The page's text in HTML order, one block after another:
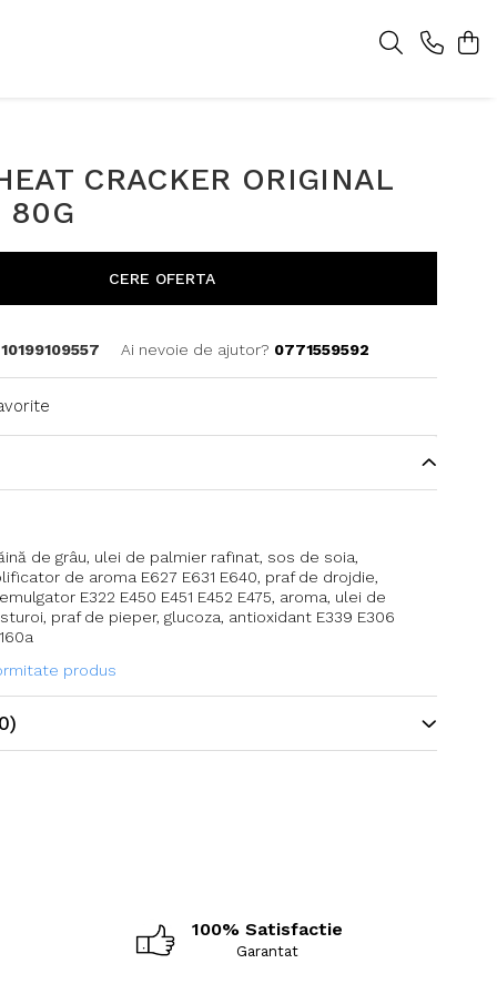
CRACKER ORIGINAL
80G
CERE OFERTA
Ai nevoie de ajutor? 0771559592
de grâu, ulei de palmier rafinat, sos de soia,
de aroma E627 E631 E640, praf de drojdie,
E322 E450 E451 E452 E475, aroma, ulei de
praf de pieper, glucoza, antioxidant E339 E306
produs
100% Satisfactie
Garantat